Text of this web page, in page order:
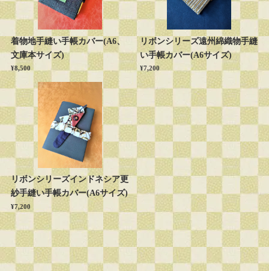
着物地手縫い手帳カバー(A6、
文庫本サイズ)
¥8,500
リボンシリーズ遠州綿織物手縫
い手帳カバー(A6サイズ)
¥7,200
リボンシリーズインドネシア更
紗手縫い手帳カバー(A6サイズ)
¥7,200